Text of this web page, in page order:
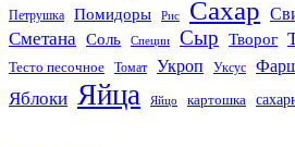
Петрушка Помидоры Рис Сахар
Сметана Соль Специи Сыр Творог
Тесто песочное Томат Укроп Уксус
Яблоки Яйца Яйцо картошка